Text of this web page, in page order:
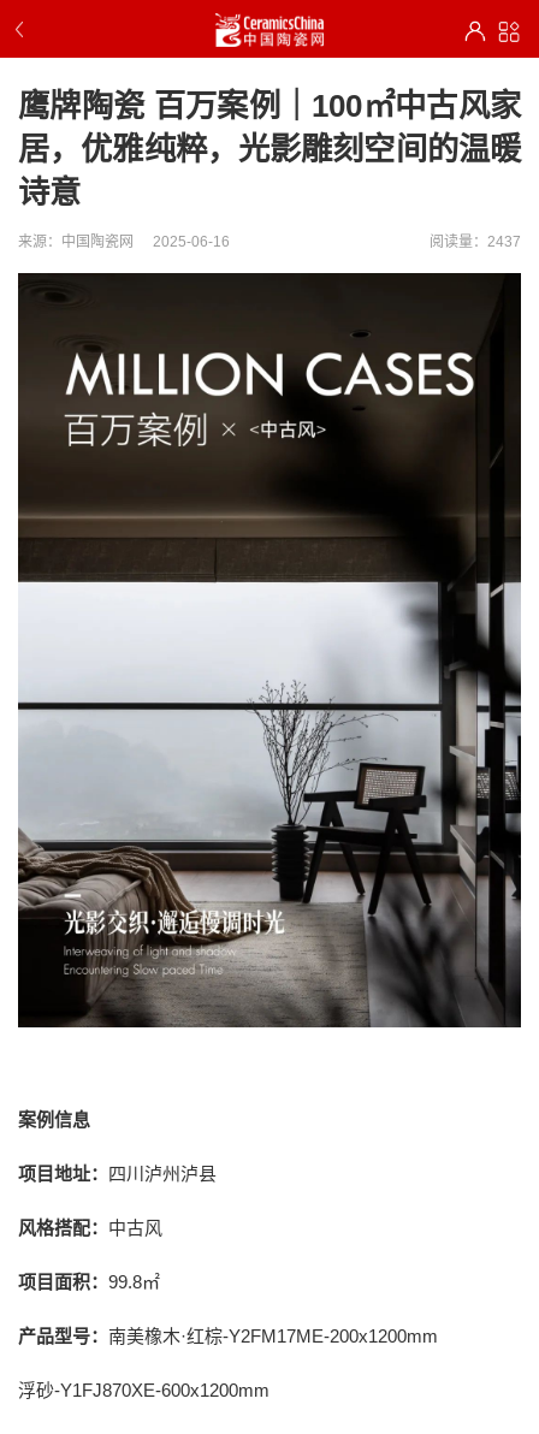
鹰牌陶瓷 百万案例｜100㎡中古风家
居，优雅纯粹，光影雕刻空间的温暖
诗意
来源：中国陶瓷网 2025-06-16 阅读量：2437
案例信息
项目地址： 四川泸州泸县
风格搭配： 中古风
项目面积： 99.8㎡
产品型号： 南美橡木·红棕-Y2FM17ME-200x1200mm
浮砂-Y1FJ870XE-600x1200mm